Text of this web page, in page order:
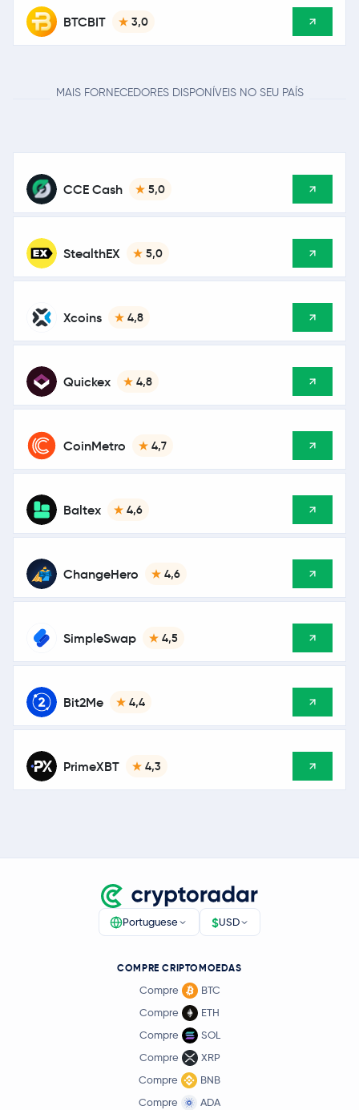
BTCBIT 3,0
MAIS FORNECEDORES DISPONÍVEIS NO SEU PAÍS
CCE Cash 5,0
StealthEX 5,0
Xcoins 4,8
Quickex 4,8
CoinMetro 4,7
Baltex 4,6
ChangeHero 4,6
SimpleSwap 4,5
Bit2Me 4,4
PrimeXBT 4,3
Portuguese $USD
COMPRE CRIPTOMOEDAS
Compre
BTC
Compre
ETH
Compre
SOL
Compre
XRP
Compre
BNB
Compre
ADA